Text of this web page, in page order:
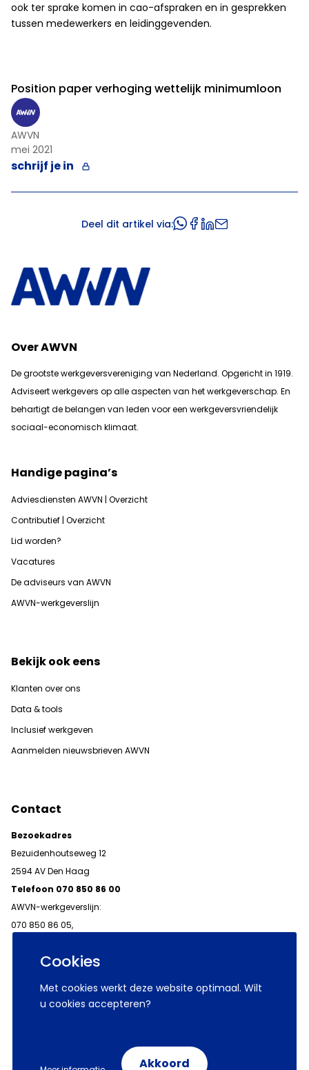
Cookies
Met cookies werkt deze website optimaal. Wilt
u cookies accepteren?
Akkoord
ook ter sprake komen in cao-afspraken en in gesprekken
tussen medewerkers en leidinggevenden.
Position paper verhoging wettelijk minimumloon
AWVN
mei 2021
schrijf je in
Deel dit artikel via:
Over AWVN
De grootste werkgeversvereniging van Nederland. Opgericht in 1919.
Adviseert werkgevers op alle aspecten van het werkgeverschap. En
behartigt de belangen van leden voor een werkgeversvriendelijk
sociaal-economisch klimaat.
Handige pagina’s
Adviesdiensten AWVN | Overzicht
Contributief | Overzicht
Lid worden?
Vacatures
De adviseurs van AWVN
AWVN-werkgeverslijn
Bekijk ook eens
Klanten over ons
Data & tools
Inclusief werkgeven
Aanmelden nieuwsbrieven AWVN
Contact
Bezoekadres
Bezuidenhoutseweg 12
2594 AV Den Haag
Telefoon 070 850 86 00
AWVN-werkgeverslijn:
070 850 86 05,
© 2026 AWVN